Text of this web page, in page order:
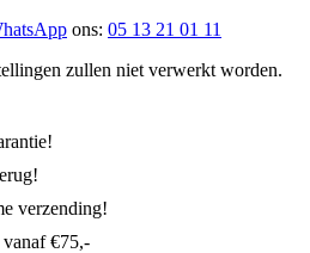
ons: 05 13 21 01 11
zullen niet verwerkt worden.
verzending!
€75,-